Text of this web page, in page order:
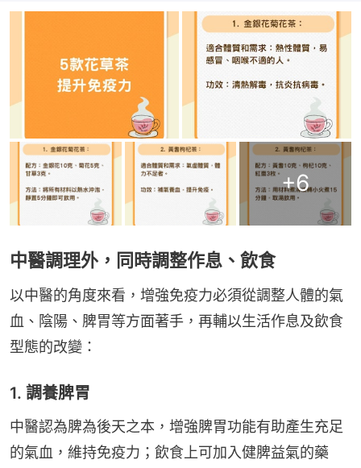
+6
中醫調理外，同時調整作息、飲食
以中醫的角度來看，增強免疫力必須從調整人體的氣
血、陰陽、脾胃等方面著手，再輔以生活作息及飲食
型態的改變：
1. 調養脾胃
中醫認為脾為後天之本，增強脾胃功能有助產生充足
的氣血，維持免疫力；飲食上可加入健脾益氣的藥